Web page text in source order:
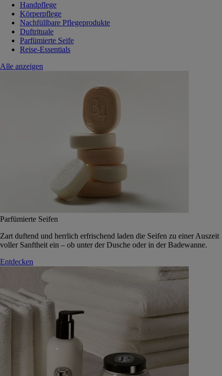
Handpflege
Körperpflege
Nachfüllbare Pflegeprodukte
Duftrituale
Parfümierte Seife
Reise-Essentials
Alle anzeigen
Parfümierte Seifen
Zart duftend und herrlich erfrischend laden die Seifen zu einer Auszeit
voller Sanftheit ein – ob unter der Dusche oder in der Badewanne.
Entdecken